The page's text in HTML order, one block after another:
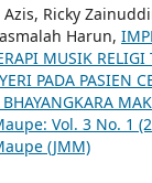
Ricky
Harun,
MUSIK RELIGI
PADA PASIEN
Vol. 3 No. 1
(JMM)